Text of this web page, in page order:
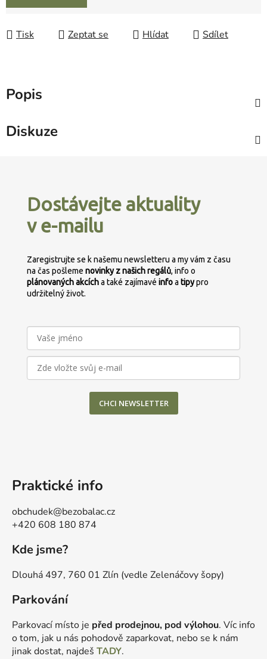
Tisk Zeptat se Hlídat Sdílet
Popis
Diskuze
Dostávejte aktuality
v e-mailu
Zaregistrujte se k našemu newsletteru a my vám z času
na čas pošleme novinky z našich regálů, info o
plánovanýchakcícha také zajímavé infoa tipypro
udržitelný život.
CHCI NEWSLETTER
Praktické info
obchudek@bezobalac.cz
+420 608 180 874
Kde jsme?
Dlouhá 497, 760 01 Zlín (vedle Zelenáčovy šopy)
Parkování
Parkovací místo je před prodejnou, pod výlohou. Víc info
o tom, jak u nás pohodově zaparkovat, nebo se k nám
jinak dostat, najdeš TADY.